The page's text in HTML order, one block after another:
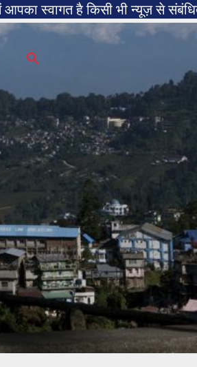
है किसी भी न्यूज़ से संबंधित